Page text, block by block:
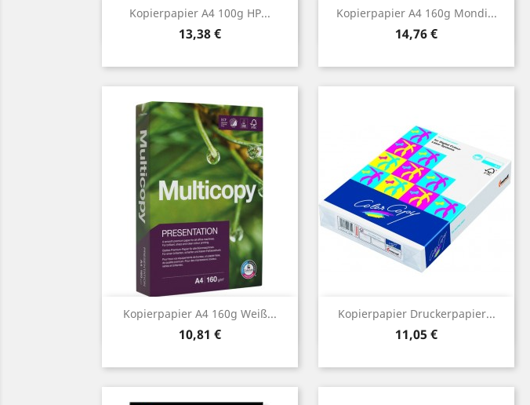
Kopierpapier A4 100g HP...
Preis
13,38 €
Vorschau Kopierpapier A4 160g Mondi...
Preis
14,76 €
Vorschau
Kopierpapier A4 160g Weiß...
Preis
10,81 €
Vorschau Kopierpapier Druckerpapier...
Preis
11,05 €
Vorschau